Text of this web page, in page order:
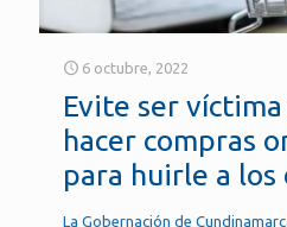
6 octubre, 2022
Evite ser
hacer compras
para huirle a
La Gobernación de